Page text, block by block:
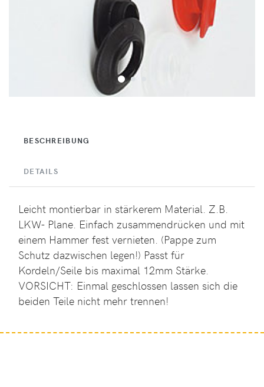
BESCHREIBUNG
DETAILS
Leicht montierbar in stärkerem Material. Z.B.
LKW- Plane. Einfach zusammendrücken und mit
einem Hammer fest vernieten. (Pappe zum
Schutz dazwischen legen!) Passt für
Kordeln/Seile bis maximal 12mm Stärke.
VORSICHT: Einmal geschlossen lassen sich die
beiden Teile nicht mehr trennen!